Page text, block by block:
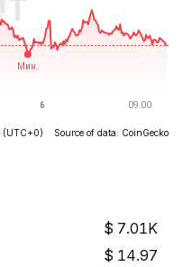
(UTC+0) Source of data: CoinGecko
7.01K
14.97